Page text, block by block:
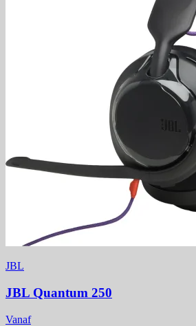
JBL
JBL Quantum 250
Vanaf